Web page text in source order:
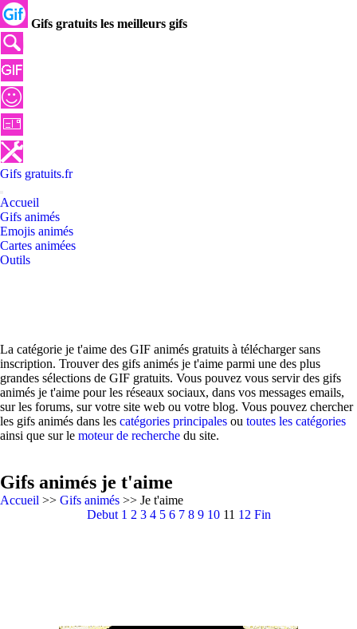
Gifs gratuits les meilleurs gifs
Gifs gratuits.fr
Accueil
Gifs animés
Emojis animés
Cartes animées
Outils
La catégorie je t'aime des GIF animés gratuits à télécharger sans
inscription. Trouver des gifs animés je t'aime parmi une des plus
grandes sélections de GIF gratuits. Vous pouvez vous servir des gifs
animés je t'aime pour les réseaux sociaux, dans vos messages emails,
sur les forums, sur votre site web ou votre blog. Vous pouvez chercher
les gifs animés dans les catégories principales ou toutes les catégories
ainsi que sur le moteur de recherche du site.
Gifs animés je t'aime
Accueil >> Gifs animés >> Je t'aime
Debut 1 2 3 4 5 6 7 8 9 10 11 12 Fin